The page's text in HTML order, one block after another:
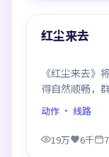
热门
红尘来去
《红尘来去》
得自然顺畅，
部作品质感扎实
动作 · 线路
19万 6千